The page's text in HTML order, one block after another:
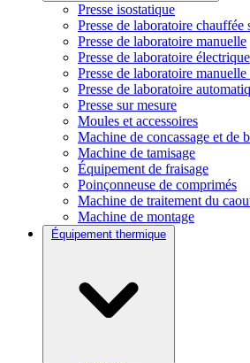
Presse isostatique
Presse de laboratoire chauffée
Presse de laboratoire manuelle
Presse de laboratoire électrique
Presse de laboratoire
Presse de laboratoire
Presse sur mesure
Moules et accessoires
Machine de concassage et de
Machine de tamisage
Équipement de fraisage
Poinçonneuse de comprimés
Machine de traitement du
Machine de montage
Équipement thermique